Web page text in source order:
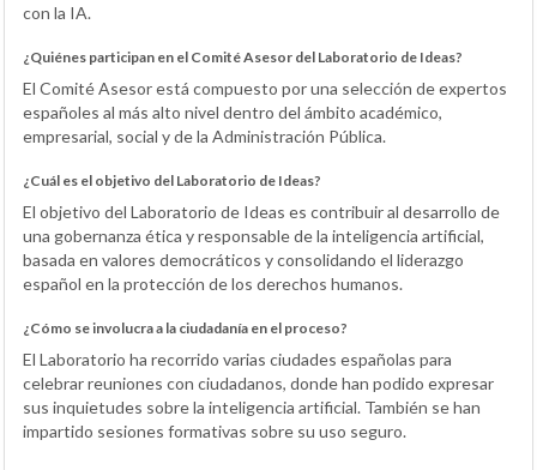
con la IA.
¿Quiénes participan en el Comité Asesor del Laboratorio de Ideas?
El Comité Asesor está compuesto por una selección de expertos
españoles al más alto nivel dentro del ámbito académico,
empresarial, social y de la Administración Pública.
¿Cuál es el objetivo del Laboratorio de Ideas?
El objetivo del Laboratorio de Ideas es contribuir al desarrollo de
una gobernanza ética y responsable de la inteligencia artificial,
basada en valores democráticos y consolidando el liderazgo
español en la protección de los derechos humanos.
¿Cómo se involucra a la ciudadanía en el proceso?
El Laboratorio ha recorrido varias ciudades españolas para
celebrar reuniones con ciudadanos, donde han podido expresar
sus inquietudes sobre la inteligencia artificial. También se han
impartido sesiones formativas sobre su uso seguro.